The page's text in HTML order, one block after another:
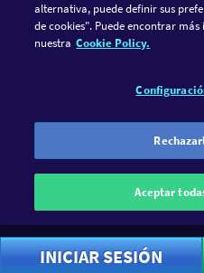
INICIAR SESIÓN
SIGUE A GAMETWIST
GameTwist es un casino
diversión y nada más. Por
nuestra divisa virtual
siempre el aspecto más
GameTwist no te ofrece la
alternativa, puede definir sus
de cookies". Puede encontrar
nuestra Cookie Policy.
Aceptar